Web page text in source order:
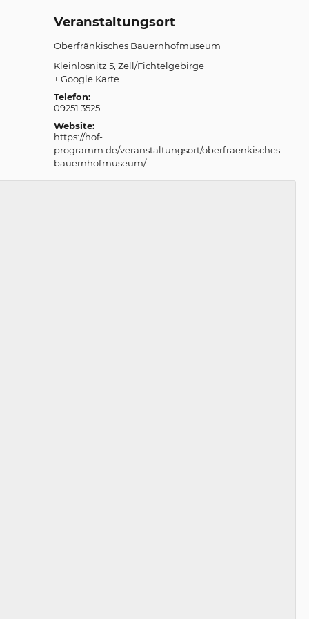
Veranstaltungsort
Oberfränkisches Bauernhofmuseum
Kleinlosnitz 5 Zell/Fichtelgebirge
+ Google Karte
Telefon:
09251 3525
Website:
https://hof-
programm.de/veranstaltungsort/oberfraenkisches-
bauernhofmuseum/